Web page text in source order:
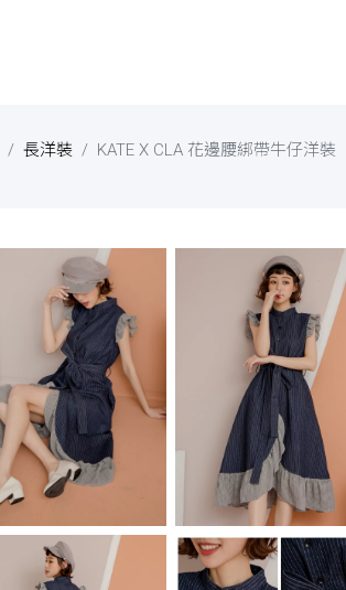
長洋裝 KATE X CLA 花邊腰綁帶牛仔洋裝